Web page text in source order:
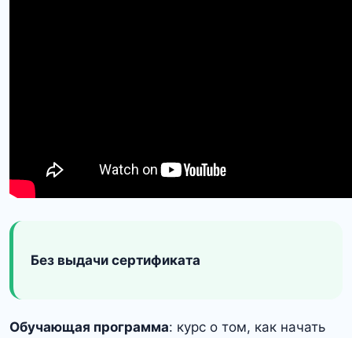
Без выдачи сертификата
Обучающая программа: курс о том, как начать